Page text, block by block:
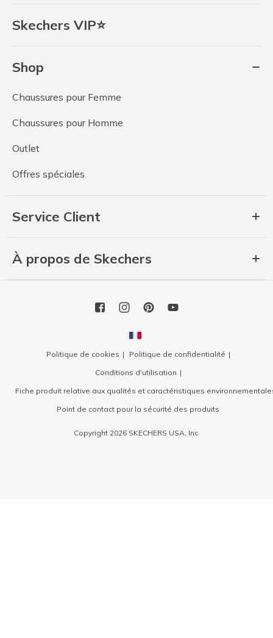
Skechers VIP⭐
Shop
Chaussures pour Femme
Chaussures pour Homme
Outlet
Offres spéciales
Service Client
À propos de Skechers
Politique de cookies
Politique de confidentialité
Conditions d'utilisation
Fiche produit relative aux qualités et caractéristiques
Point de contact pour la sécurité des produits
Copyright 2026 SKECHERS USA, Inc.